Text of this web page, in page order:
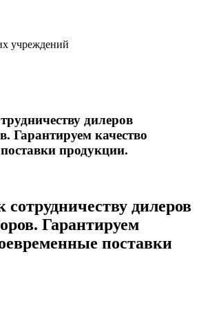
учреждений
дилеров
Гарантируем качество
продукции.
дилеров
Гарантируем
поставки